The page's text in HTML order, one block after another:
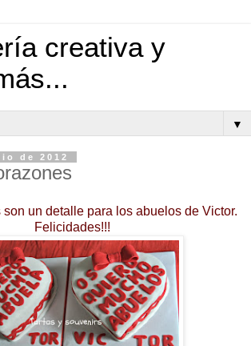
creativa y
▼
de 2012
son un detalle para los abuelos de Victor.
Felicidades!!!